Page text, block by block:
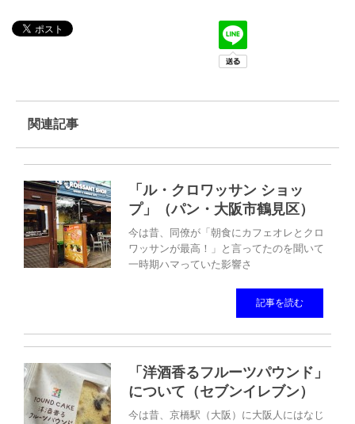
関連記事
「ル・クロワッサン ショッ
プ」（パン・大阪市鶴見区）
今は昔、同僚が「朝食にカフェオレとクロ
ワッサンが最高！」と言ってたのを聞いて
一時期ハマっていた影響さ
記事を読む
「洋酒香るフルーツパウンド」
について（セブンイレブン）
今は昔、京橋駅（大阪）に大阪人にはなじ